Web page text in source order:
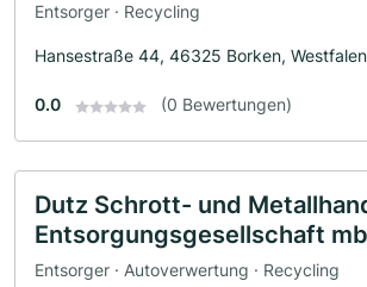
Entsorger · Recycling
Hansestraße 44, 46325 Borken, Westfalen
0.0 (0 Bewertungen)
Dutz Schrott- und
Entsorgungsgesellschaft
Entsorger · Autoverwertung · Recycling